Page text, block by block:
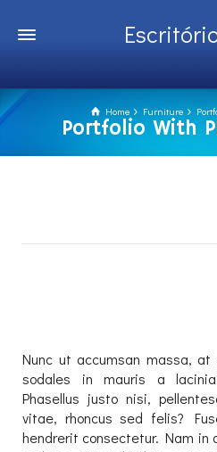
Home Furniture
Portfolio With
Nunc ut accumsan massa, at
sodales in mauris a
Phasellus justo nisi,
vitae, rhoncus sed felis?
hendrerit consectetur. Nam in